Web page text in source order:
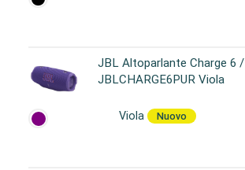
JBL Altoparlante Charge 6 /
JBLCHARGE6PUR Viola
Viola Nuovo